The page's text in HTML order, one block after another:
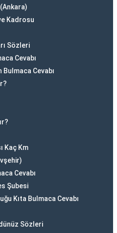
Kadrosu
Sözleri
Cevabı
Cevabı
Kaç Km
Cevabı
Şubesi
Kıta Bulmaca Cevabı
Sözleri